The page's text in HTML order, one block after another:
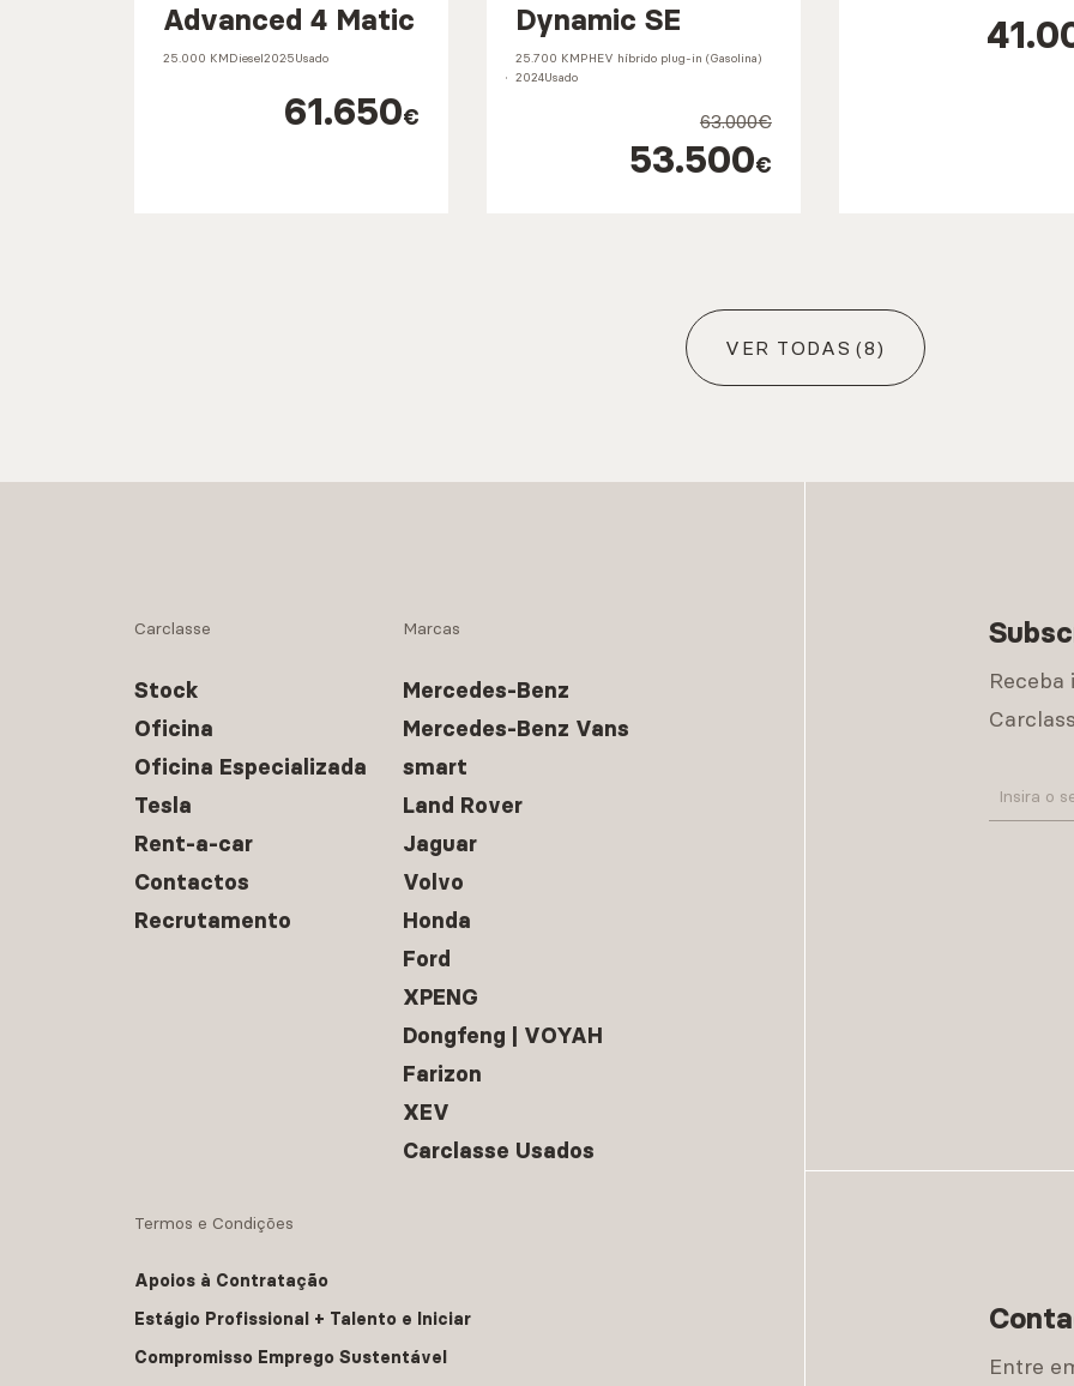
Advanced 4 Matic
25.000 KMDiesel2025Usado
61.650€
Dynamic SE
25.700 KMPHEV híbrido plug-in (Gasolina)
2024Usado
63.000€
53.500€
VER TODAS (8)
Entre
Carclasse
Stock
Oficina
Oficina Especializada
Tesla
Rent-a-car
Contactos
Recrutamento
Marcas
Mercedes-Benz
Mercedes-Benz Vans
smart
Land Rover
Jaguar
Volvo
Honda
Ford
XPENG
Dongfeng | VOYAH
Farizon
XEV
Carclasse Usados
Termos e Condições
Apoios à Contratação
Estágio Profissional + Talento e Iniciar
Compromisso Emprego Sustentável